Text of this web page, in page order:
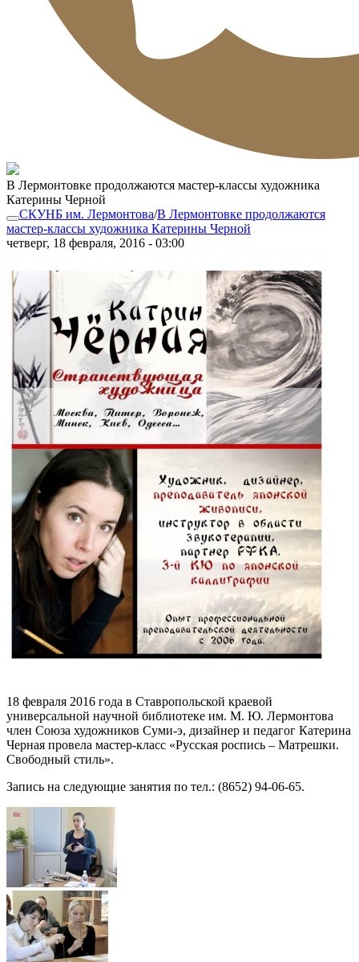
В Лермонтовке продолжаются мастер-классы художника
Катерины Черной
СКУНБ им. Лермонтова/В Лермонтовке продолжаются
мастер-классы художника Катерины Черной
четверг, 18 февраля, 2016 - 03:00
18 февраля 2016 года в Ставропольской краевой
универсальной научной библиотеке им. М. Ю. Лермонтова
член Союза художников Суми-э, дизайнер и педагог Катерина
Черная провела мастер-класс «Русская роспись – Матрешки.
Свободный стиль».
Запись на следующие занятия по тел.: (8652) 94-06-65.